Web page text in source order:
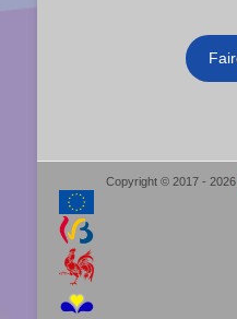
Copyright © 2017 - 2026